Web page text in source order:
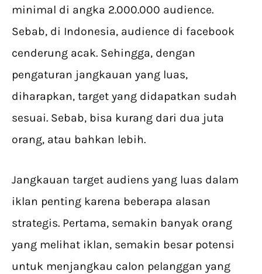
minimal di angka 2.000.000 audience.
Sebab, di Indonesia, audience di facebook
cenderung acak. Sehingga, dengan
pengaturan jangkauan yang luas,
diharapkan, target yang didapatkan sudah
sesuai. Sebab, bisa kurang dari dua juta
orang, atau bahkan lebih.
Jangkauan target audiens yang luas dalam
iklan penting karena beberapa alasan
strategis. Pertama, semakin banyak orang
yang melihat iklan, semakin besar potensi
untuk menjangkau calon pelanggan yang